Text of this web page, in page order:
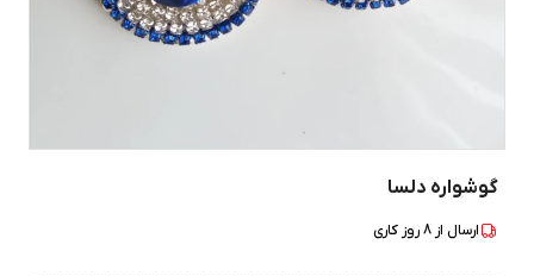
گوشواره دلسا
ارسال از 8روز کاری